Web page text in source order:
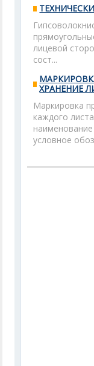
лицевой
сост...
ХРАНЕНИЕ
Маркировка
каждого
условное